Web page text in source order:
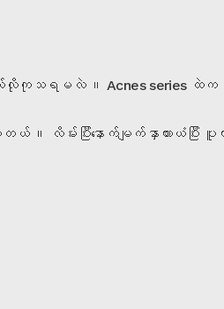
ယ်လိုကုသရမလဲ ။ Acnes series ထဲ
လိမ်းပြီးနောက်မျက်နှာယားယံပြီး